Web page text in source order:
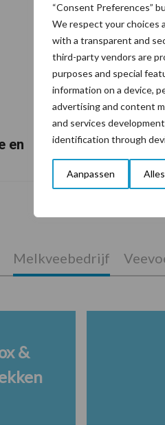
“Consent Preferences”
We respect your choices
with a transparent and
third-party vendors are
purposes and special
information on a device,
advertising and content
and services
identification through
Aanpassen
en
De speenhuid:
risicofactor
Melkveebedrijf
&